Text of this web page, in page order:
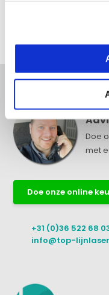
Doe
met
Doe onze online
+31 (0)36 522 68
info@top-